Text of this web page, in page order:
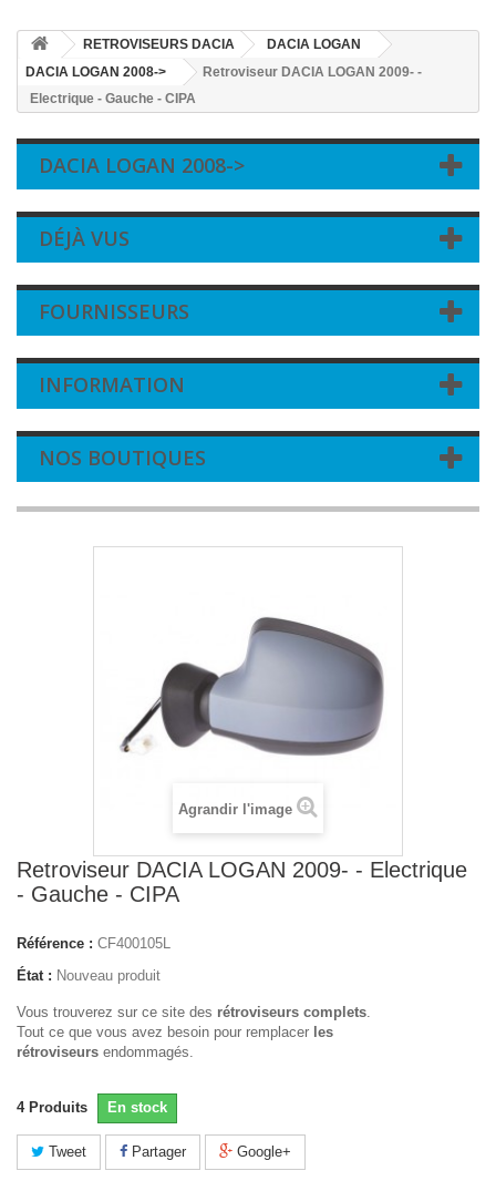
RETROVISEURS DACIA
DACIA LOGAN
DACIA LOGAN 2008->
Retroviseur DACIA LOGAN 2009- -
Electrique - Gauche - CIPA
DACIA LOGAN 2008->
DÉJÀ VUS
FOURNISSEURS
INFORMATION
NOS BOUTIQUES
Agrandir l'image
Retroviseur DACIA LOGAN 2009- - Electrique
- Gauche - CIPA
Référence : CF400105L
État : Nouveau produit
Vous trouverez sur ce site des rétroviseurs complets.
Tout ce que vous avez besoin pour remplacer les
rétroviseurs endommagés.
4 Produits En stock
Tweet Partager Google+